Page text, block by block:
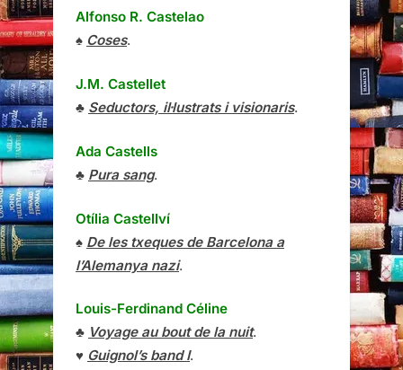
Alfonso R. Castelao
♠ Coses.
J.M. Castellet
♣ Seductors, il·lustrats i visionaris.
Ada Castells
♣ Pura sang.
Otília Castellví
♠ De les txeques de Barcelona a
l’Alemanya nazi.
Louis-Ferdinand Céline
♣ Voyage au bout de la nuit.
♥ Guignol’s band I.